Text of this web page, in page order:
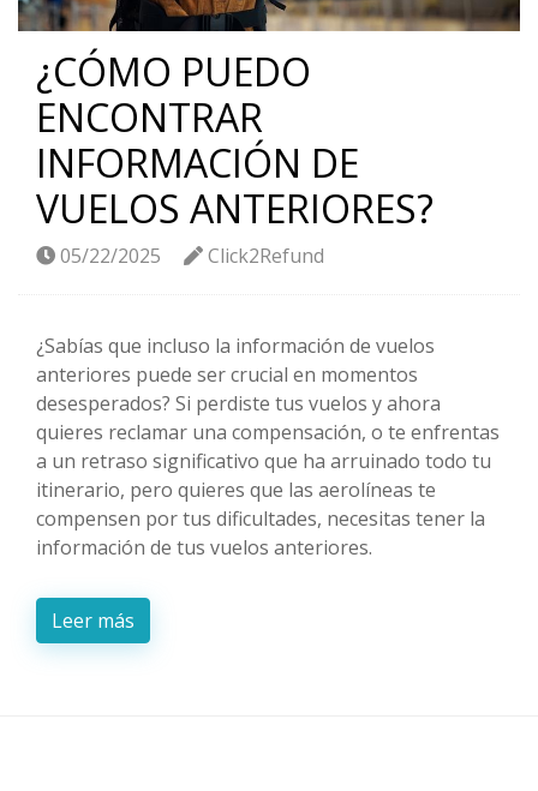
¿CÓMO PUEDO
ENCONTRAR
INFORMACIÓN DE
VUELOS ANTERIORES?
05/22/2025 Click2Refund
¿Sabías que incluso la información de vuelos
anteriores puede ser crucial en momentos
desesperados? Si perdiste tus vuelos y ahora
quieres reclamar una compensación, o te enfrentas
a un retraso significativo que ha arruinado todo tu
itinerario, pero quieres que las aerolíneas te
compensen por tus dificultades, necesitas tener la
información de tus vuelos anteriores.
Leer más